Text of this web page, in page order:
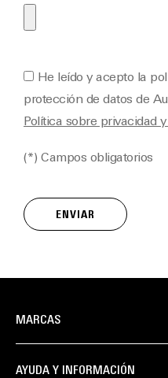
He leído y acepto la
protección de datos de
Política sobre privacidad
(*) Campos obligatorios
ENVIAR
MARCAS
AYUDA Y INFORMACIÓN